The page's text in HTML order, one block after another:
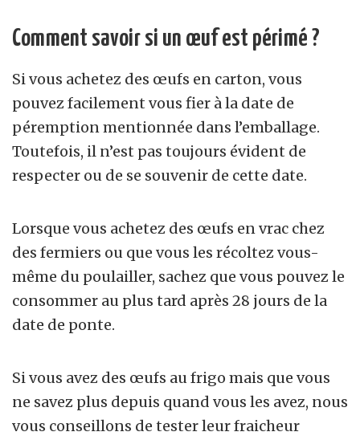
Comment savoir si un œuf est périmé ?
Si vous achetez des œufs en carton, vous
pouvez facilement vous fier à la date de
péremption mentionnée dans l’emballage.
Toutefois, il n’est pas toujours évident de
respecter ou de se souvenir de cette date.
Lorsque vous achetez des œufs en vrac chez
des fermiers ou que vous les récoltez vous-
même du poulailler, sachez que vous pouvez le
consommer au plus tard après 28 jours de la
date de ponte.
Si vous avez des œufs au frigo mais que vous
ne savez plus depuis quand vous les avez, nous
vous conseillons de tester leur fraicheur